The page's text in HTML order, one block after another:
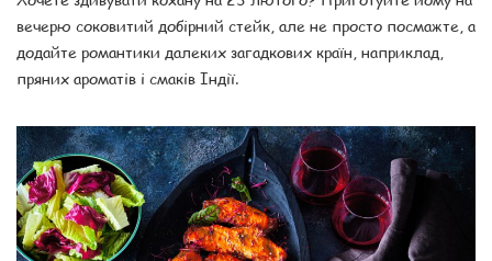
вечерю соковитий добірний стейк, але не просто посмажте, а
додайте романтики далеких загадкових країн, наприклад,
пряних ароматів і смаків Індії.